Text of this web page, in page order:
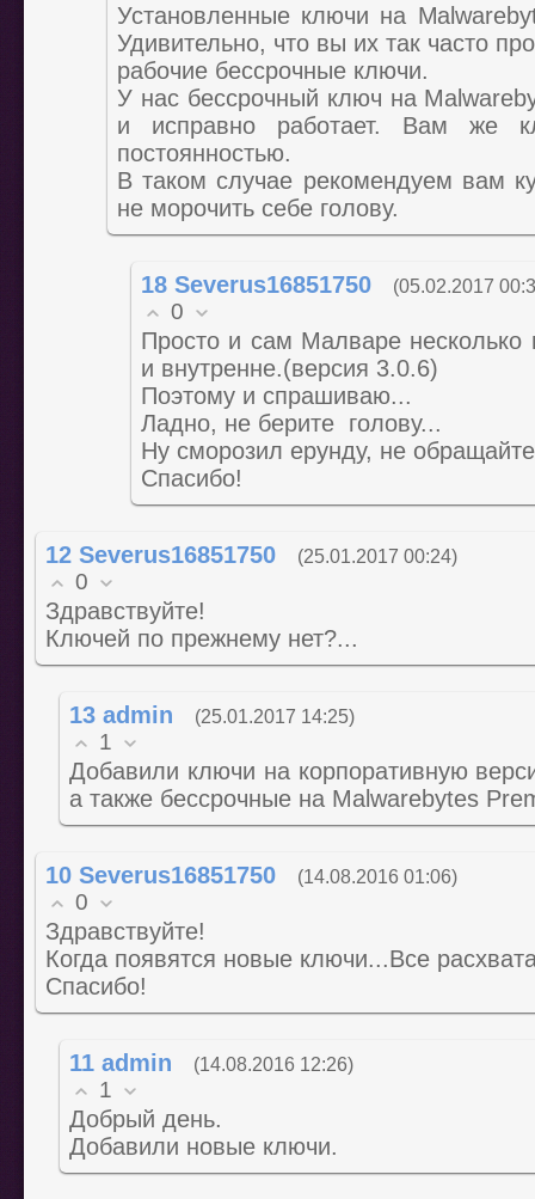
Установленные ключи на
Удивительно, что вы их так часто
рабочие бессрочные ключи.
У нас бессрочный ключ на
и исправно работает. Вам же
постоянностью.
В таком случае рекомендуем вам
не морочить себе голову.
18 Severus16851750 (05.02.2017
0
Просто и сам Малваре несколько
и внутренне.(версия 3.0.6)
Поэтому и спрашиваю...
Ладно, не берите голову...
Ну сморозил ерунду, не
Спасибо!
12 Severus16851750 (25.01.2017 00:24)
0
Здравствуйте!
Ключей по прежнему нет?...
13 admin (25.01.2017 14:25)
1
Добавили ключи на корпоративную
а также бессрочные на Malwarebytes
10 Severus16851750 (14.08.2016 01:06)
0
Здравствуйте!
Когда появятся новые ключи...Все
Спасибо!
11 admin (14.08.2016 12:26)
1
Добрый день.
Добавили новые ключи.